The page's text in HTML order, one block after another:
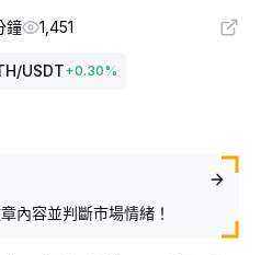
鐘 1,451
/USDT+0.30%
內容並判斷市場情緒！